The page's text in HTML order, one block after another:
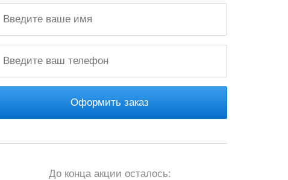
Оформить заказ
До конца акции осталось: